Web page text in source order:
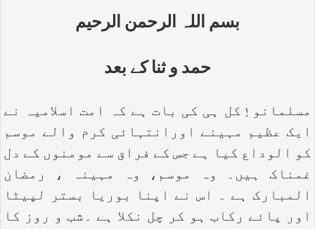
بسم اللہ الرحمن الرحیم
حمد و ثنا کے بعد
مسلمانو ! کل ہی کی بات ہے کہ امت اسلامیہ نے
ایک عظیم مہینے اورانتہائی کرم والے موسم
کو الوداع کیا ہے جس کے فراق سے مومنوں کے دل
غمناک ہیں۔ وہ موسم، وہ مہینہ ، رمضان
المبارک ہے ۔ اس نے اپنا بوریا بستر لپیٹا
اور پائے رکاب ہو کر چل نکلا ہے ۔شب و روز کا